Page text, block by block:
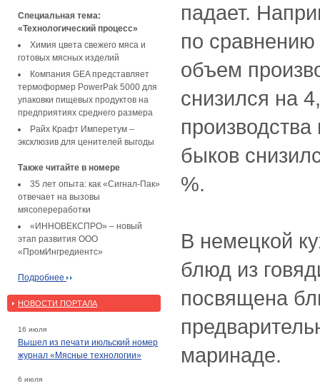
Специальная тема:
«Технологический процесс»
Химия цвета свежего мяса и
готовых мясных изделий
Компания GEA представляет
термоформер PowerPak 5000 для
упаковки пищевых продуктов на
предприятиях среднего размера
Райх Крафт Имперетум –
эксклюзив для ценителей выгоды
Также читайте в номере
35 лет опыта: как «Сигнал-Пак»
отвечает на вызовы
мясопереработки
«ИННОВЕКСПРО» – новый
этап развития ООО
«ПромИнгредиентс»
Подробнее
НОВОСТИ ПОРТАЛА
16 июля
Вышел из печати июльский номер
журнал «Мясные технологии»
6 июля
падает.
по сравнению
объем
снизился на
быков
%.
В немецкой
блюд из
посвящена
маринаде.